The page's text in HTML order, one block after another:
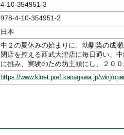
4-10-354951-3
978-4-10-354951-2
日本
中２の夏休みの始まりに、幼馴染の成
閉店を控える西武大津店に毎日通い、
に挑み、実験のため坊主頭にし、２０
https://www.klnet.pref.kanagawa.jp/winj/